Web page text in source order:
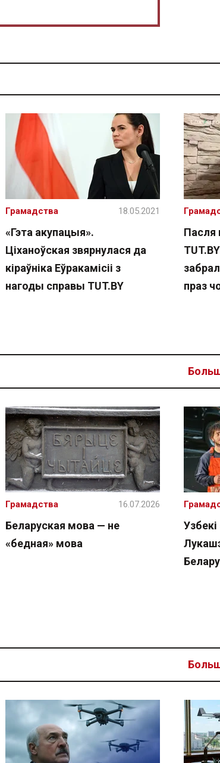
«Гэта акупацыя».
Ціханоўская звярнулася да
кіраўніка Еўракамісіі з
нагоды справы TUT.BY
Грамадства 18.05.2021
Пасля
праз
Беларуская мова — не
«бедная» мова
Грамадства 16.07.2026